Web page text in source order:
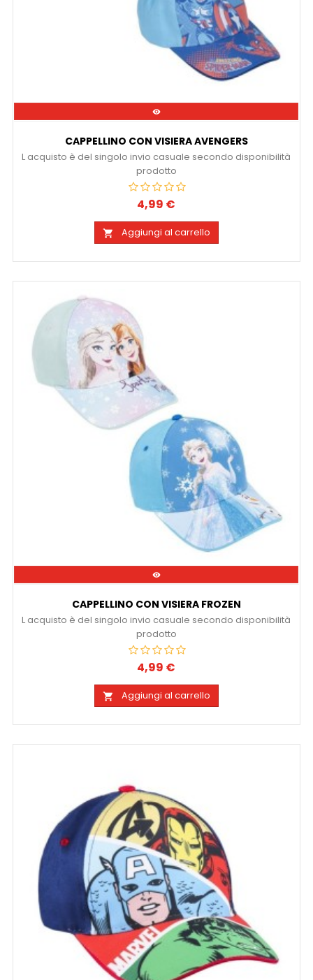

CAPPELLINO CON VISIERA AVENGERS
L acquisto è del singolo invio casuale secondo disponibilità
prodotto
Prezzo
4,99 €
 Aggiungi al carrello

CAPPELLINO CON VISIERA FROZEN
L acquisto è del singolo invio casuale secondo disponibilità
prodotto
Prezzo
4,99 €
 Aggiungi al carrello